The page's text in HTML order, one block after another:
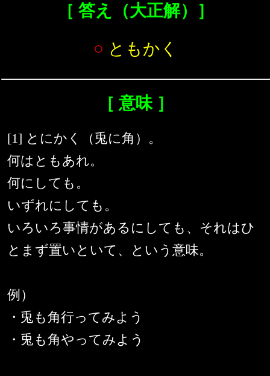
［ 答え（大正解）］
○ ともかく
［ 意味 ］
[1] とにかく（兎に角）。
何はともあれ。
何にしても。
いずれにしても。
いろいろ事情があるにしても、それはひ
とまず置いといて、という意味。
例）
・兎も角行ってみよう
・兎も角やってみよう